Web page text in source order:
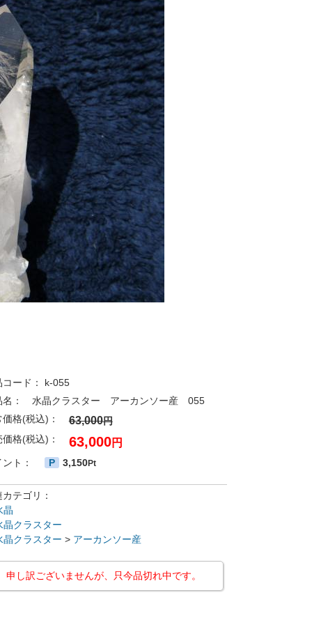
ード：
k-055
：
水晶クラスター アーカンソー産 055
価格(税込)：
63,000円
価格(税込)： 63,000円
ト： P 3,150Pt
テゴリ：
晶
晶クラスター
晶クラスター > アーカンソー産
申し訳ございませんが、只今品切れ中です。